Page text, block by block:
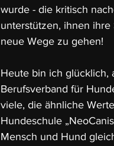
wurde - die kritisch
unterstützen, ihnen
neue Wege zu gehen!
Heute bin ich glücklich,
Berufsverband für
viele, die ähnliche
Hundeschule
Mensch und Hund